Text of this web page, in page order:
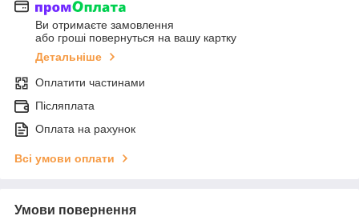
Ви отримаєте замовлення
або гроші повернуться на вашу картку
Детальніше
Оплатити частинами
Післяплата
Оплата на рахунок
Всі умови оплати
Умови повернення